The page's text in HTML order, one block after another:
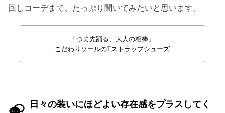
回しコーデまで、たっぷり聞いてみたいと思います。
「つま先踊る、大人の相棒」
こだわりソールのTストラップシューズ
日々の装いにほどよい存在感をプラスしてく